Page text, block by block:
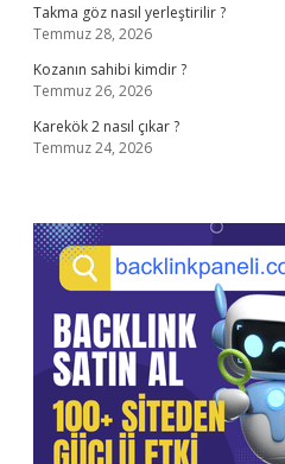
Takma göz nasıl yerleştirilir ?
Temmuz 28, 2026
Kozanın sahibi kimdir ?
Temmuz 26, 2026
Karekök 2 nasıl çıkar ?
Temmuz 24, 2026